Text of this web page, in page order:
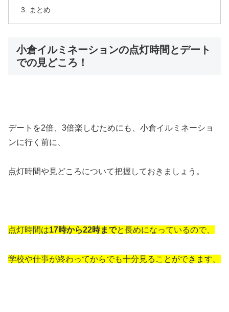
まとめ
小倉イルミネーションの点灯時間とデート
での見どころ！
デートを2倍、3倍楽しむためにも、小倉イルミネーショ
ンに行く前に、
点灯時間や見どころについて把握しておきましょう。
点灯時間は17時から22時までと長めになっているので、
学校や仕事が終わってからでも十分見ることができます。